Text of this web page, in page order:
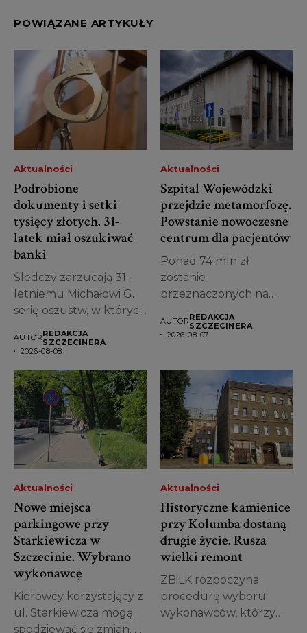
POWIĄZANE ARTYKUŁY
Aktualności
Podrobione
dokumenty i setki
tysięcy złotych. 31-
latek miał oszukiwać
banki
Śledczy zarzucają 31-
letniemu Michałowi G.
serię oszustw, w których
AUTORREDAKCJA
SZCZECINERA
2026-08-08
Aktualności
Szpital Wojewódzki
przejdzie metamorfozę.
Powstanie nowoczesne
centrum dla pacjentów
Ponad 74 mln zł
zostanie
przeznaczonych na
najstarszych obiektów...
AUTORREDAKCJA
SZCZECINERA
2026-08-07
Aktualności
Nowe miejsca
parkingowe przy
Starkiewicza w
Szczecinie. Wybrano
wykonawcę
Kierowcy korzystający z
ul. Starkiewicza mogą
spodziewać się zmian. W
Aktualności
Historyczne kamienice
przy Kolumba dostaną
drugie życie. Rusza
wielki remont
ZBiLK rozpoczyna
procedurę wyboru
wykonawców, którzy